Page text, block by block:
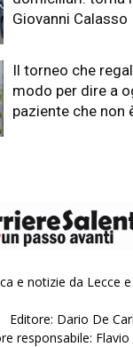
Giovanni Calasso
Il torneo che
modo per dire a
paziente che non
e notizie da Lecce
Editore: Dario De
responsabile: